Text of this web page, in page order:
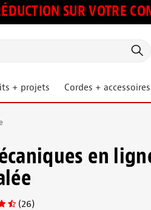
SUR VOTRE
+ projets Cordes + accessoires
en
(26)